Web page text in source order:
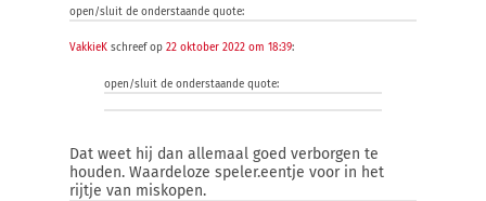
open/sluit de onderstaande quote:
VakkieK schreef op 22 oktober 2022 om 18:39:
open/sluit de onderstaande quote:
Dat weet hij dan allemaal goed verborgen te
houden. Waardeloze speler.eentje voor in het
rijtje van miskopen.